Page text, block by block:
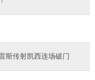
斯传射凯西连场破门